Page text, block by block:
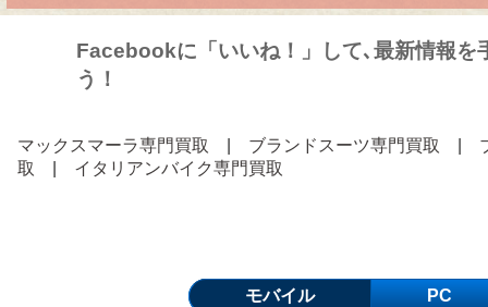
Facebookに「いいね！」して､最新情報を
う！
マックスマーラ専門買取 ブランドスーツ専門買取
取
イタリアンバイク専門買取
モバイル PC